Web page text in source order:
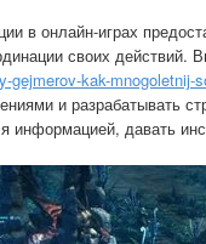
в онлайн-играх
своих действий.
gejmerov-kak-mnogoletnij-
и разрабатывать
информацией, давать